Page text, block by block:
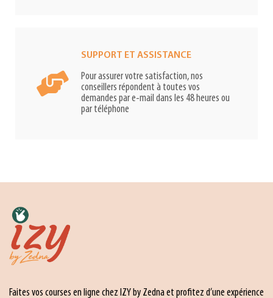
SUPPORT ET ASSISTANCE
Pour assurer votre satisfaction, nos
conseillers répondent à toutes vos
demandes par e-mail dans les 48 heures ou
par téléphone
Faites vos courses en ligne chez IZY by Zedna et profitez d’une expérience